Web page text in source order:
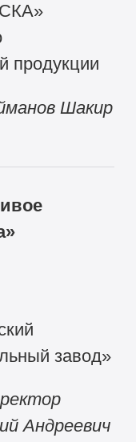
продукции
Шакир
завод»
Андреевич